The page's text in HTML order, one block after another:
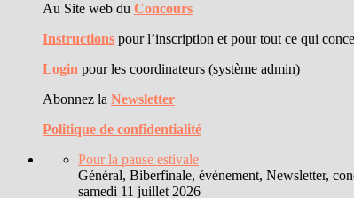
Au Site web du Concours
Instructions pour l’inscription et pour tout ce qui
Login pour les coordinateurs (système admin)
Abonnez la Newsletter
Politique de confidentialité
Pour la pause estivale
Général, Biberfinale, événement, Newsletter,
samedi 11 juillet 2026